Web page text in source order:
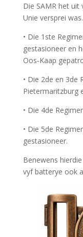
Die SAMR het
Unie versprei was.
• Die 1ste
gestasioneer en
Oos‑Kaap
• Die 2de en 3de
Pietermaritzburg
• Die 4de
• Die 5de
gestasioneer.
Benewens
vyf batterye ook